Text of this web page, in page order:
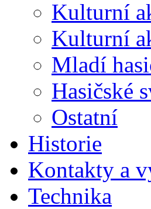
Kulturní
Kulturní
Mladí
Hasičské
Ostatní
Historie
Kontakty a
Technika